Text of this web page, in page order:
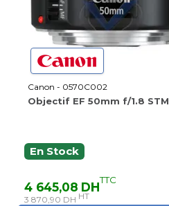
Canon - 0570C002
Objectif EF 50mm f/1.8 STM
En Stock
4 645,08 DHTTC
3 870,90 DH HT